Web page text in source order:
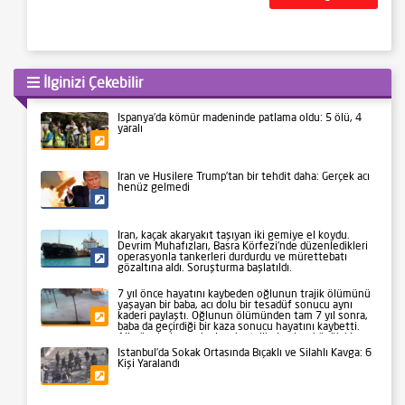
İlginizi Çekebilir
İspanya’da kömür madeninde patlama oldu: 5 ölü, 4
yaralı
İran ve Husilere Trump’tan bir tehdit daha: Gerçek acı
henüz gelmedi
Siyaset
İran, kaçak akaryakıt taşıyan iki gemiye el koydu.
Devrim Muhafızları, Basra Körfezi’nde düzenledikleri
operasyonla tankerleri durdurdu ve mürettebatı
gözaltına aldı. Soruşturma başlatıldı.
Gündem
7 yıl önce hayatını kaybeden oğlunun trajik ölümünü
yaşayan bir baba, acı dolu bir tesadüf sonucu aynı
kaderi paylaştı. Oğlunun ölümünden tam 7 yıl sonra,
baba da geçirdiği bir kaza sonucu hayatını kaybetti.
Aile üyeleri ve yakınları, bu talihsiz olayı büyük bir
üzüntüyle karşıladı.
İstanbul’da Sokak Ortasında Bıçaklı ve Silahlı Kavga: 6
Kişi Yaralandı